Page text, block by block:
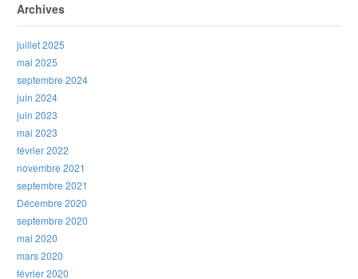
Archives
juillet 2025
mai 2025
septembre 2024
juin 2024
juin 2023
mai 2023
février 2022
novembre 2021
septembre 2021
Décembre 2020
septembre 2020
mai 2020
mars 2020
février 2020